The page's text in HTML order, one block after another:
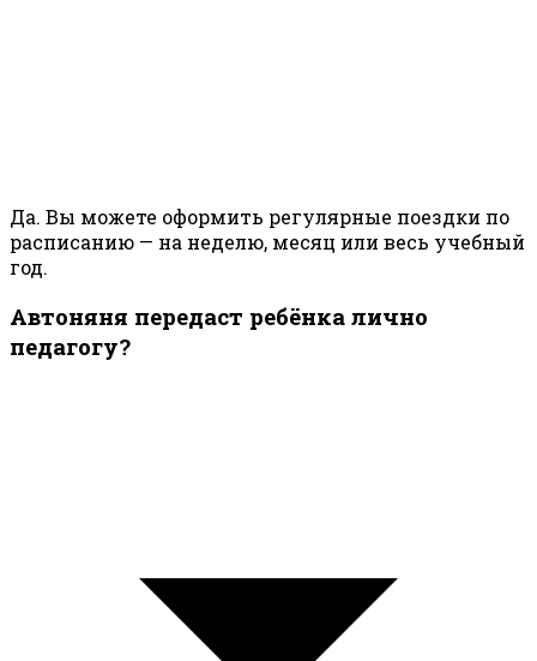
Да. Вы можете оформить регулярные поездки по
расписанию — на неделю, месяц или весь учебный
год.
Автоняня передаст ребёнка лично
педагогу?